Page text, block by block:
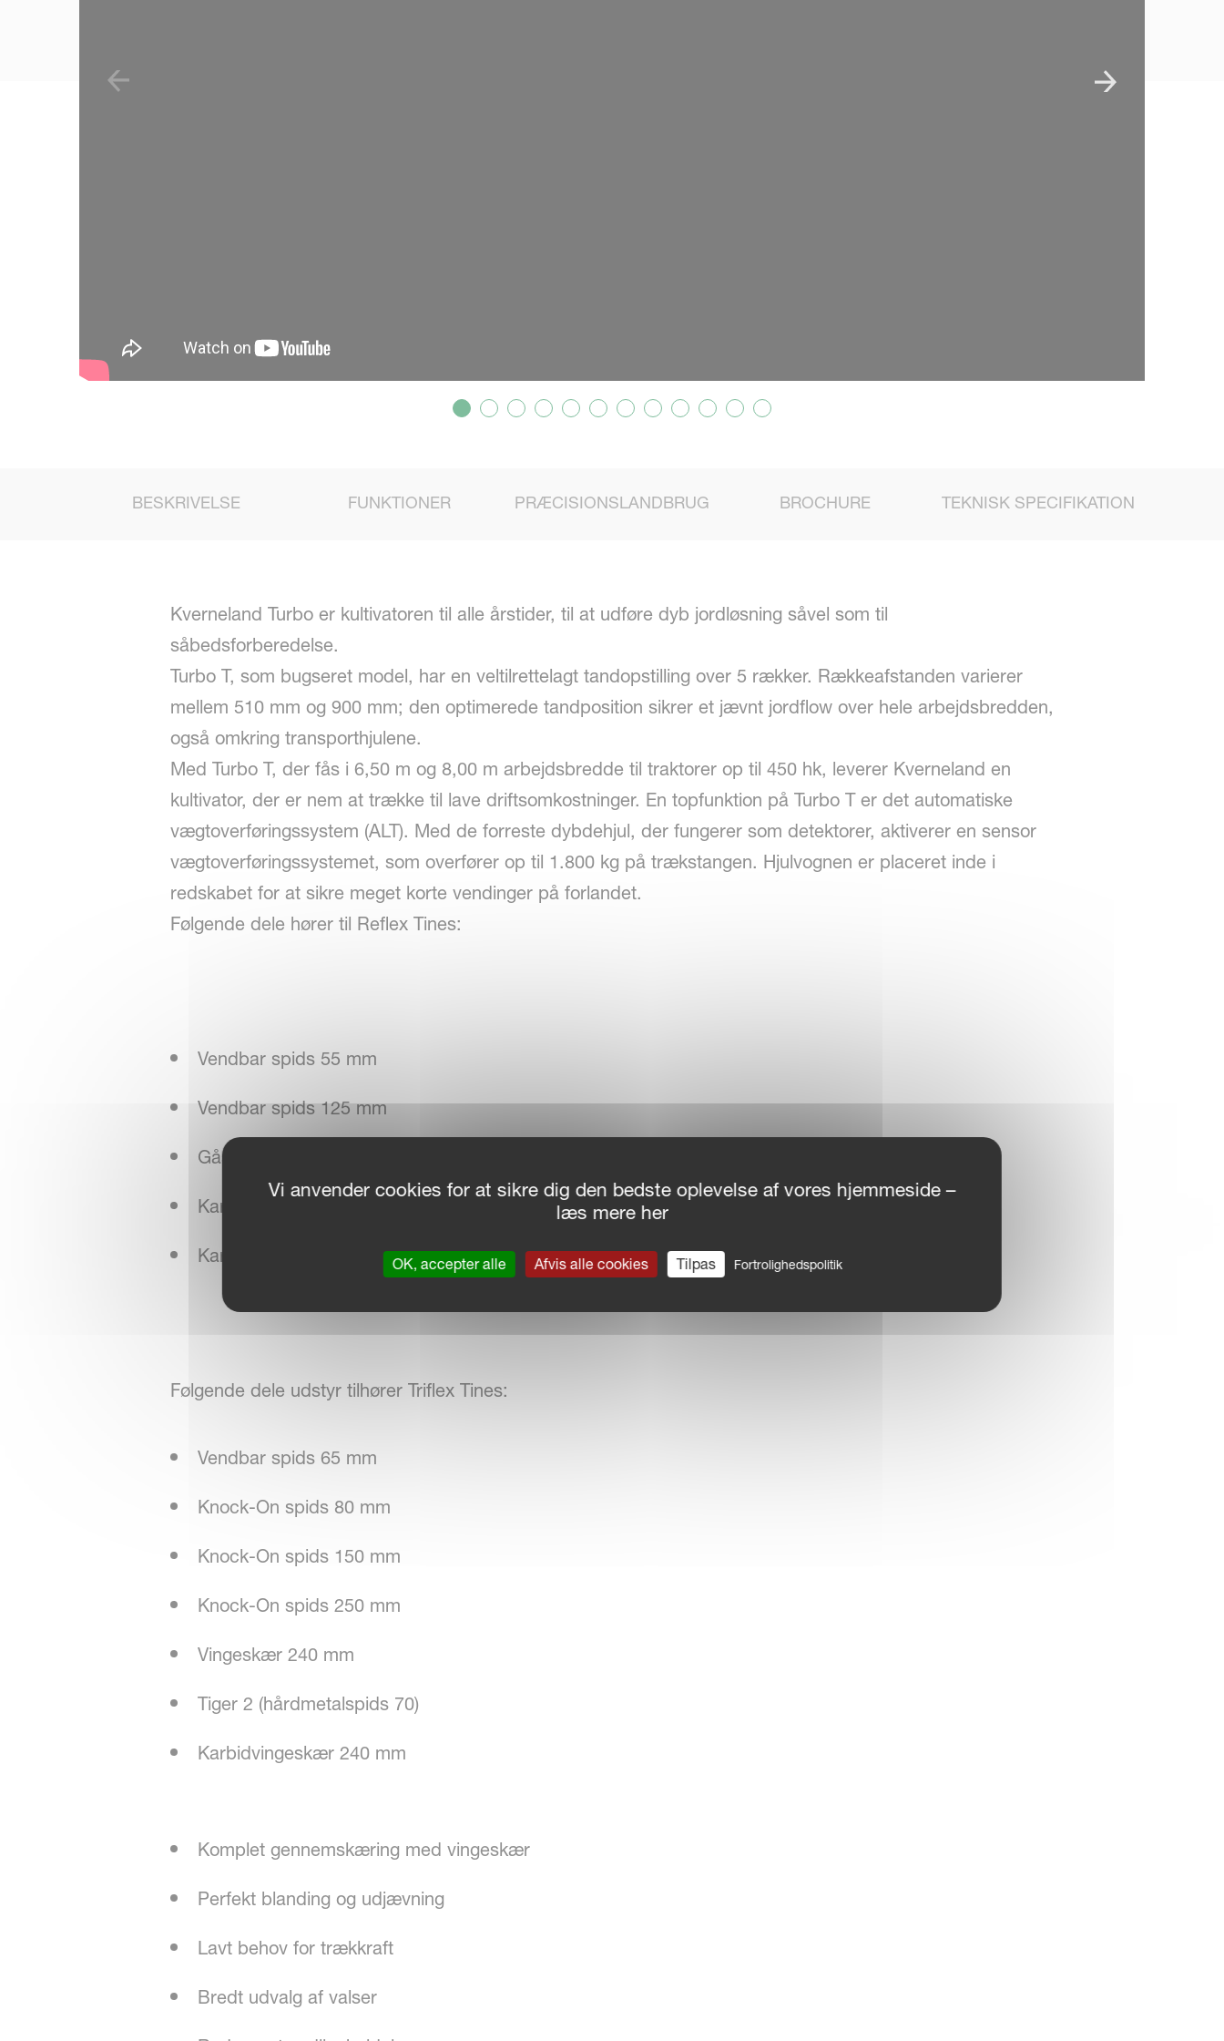
BESKRIVELSE FUNKTIONER PRÆCISIONSLANDBRUG BROCHURE TEKNISK SPECIFIKATION
Kverneland Turbo er kultivatoren til alle årstider, til at udføre dyb jordløsning såvel som til
såbedsforberedelse.
Turbo T, som bugseret model, har en veltilrettelagt tandopstilling over 5 rækker. Rækkeafstanden varierer
mellem 510 mm og 900 mm; den optimerede tandposition sikrer et jævnt jordflow over hele arbejdsbredden,
også omkring transporthjulene.
Med Turbo T, der fås i 6,50 m og 8,00 m arbejdsbredde til traktorer op til 450 hk, leverer Kverneland en
kultivator, der er nem at trække til lave driftsomkostninger. En topfunktion på Turbo T er det automatiske
vægtoverføringssystem (ALT). Med de forreste dybdehjul, der fungerer som detektorer, aktiverer en sensor
vægtoverføringssystemet, som overfører op til 1.800 kg på trækstangen. Hjulvognen er placeret inde i
redskabet for at sikre meget korte vendinger på forlandet.
Følgende dele hører til Reflex Tines:
Vendbar spids 55 mm
Vendbar spids 125 mm
Gåsefod 240 mm
Karbidspids 50 mm
Karbidspids 160 mm
Følgende dele udstyr tilhører Triflex Tines:
Vendbar spids 65 mm
Knock-On spids 80 mm
Knock-On spids 150 mm
Knock-On spids 250 mm
Vingeskær 240 mm
Tiger 2 (hårdmetalspids 70)
Karbidvingeskær 240 mm
Komplet gennemskæring med vingeskær
Perfekt blanding og udjævning
Lavt behov for trækkraft
Bredt udvalg af valser
Vi anvender cookies for at sikre dig den bedste oplevelse af vores hjemmeside –
læs mere her
OK, accepter alle Afvis alle cookies Tilpas Fortrolighedspolitik